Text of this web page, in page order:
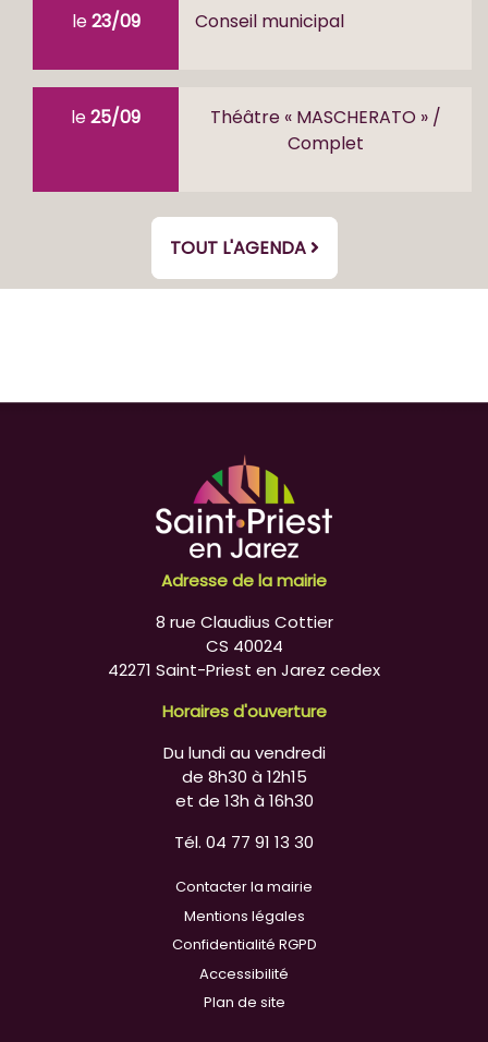
le23/09 Conseil municipal
le25/09
Théâtre « MASCHERATO » /
Complet
TOUT L'AGENDA
Adresse de la mairie
8 rue Claudius Cottier
CS 40024
42271 Saint-Priest en Jarez cedex
Horaires d'ouverture
Du lundi au vendredi
de 8h30 à 12h15
et de 13h à 16h30
Tél. 04 77 91 13 30
Contacter la mairie
Mentions légales
Confidentialité RGPD
Accessibilité
Plan de site